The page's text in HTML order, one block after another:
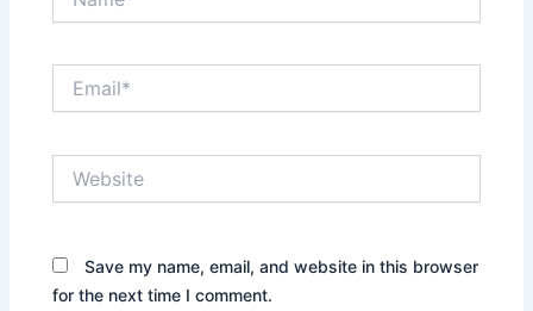
Save my name, email, and website in this browser
for the next time I comment.